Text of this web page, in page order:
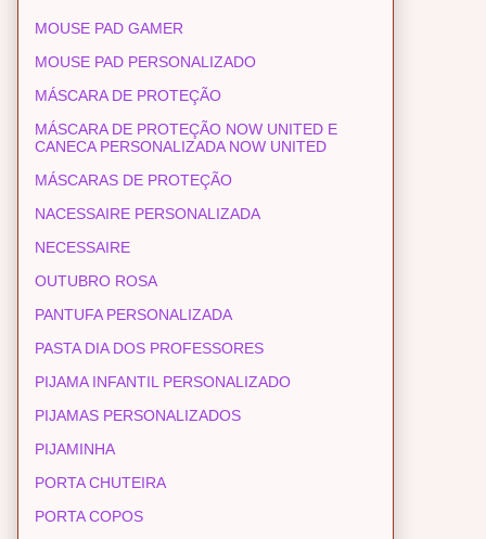
MOUSE PAD GAMER
MOUSE PAD PERSONALIZADO
MÁSCARA DE PROTEÇÃO
MÁSCARA DE PROTEÇÃO NOW UNITED E
CANECA PERSONALIZADA NOW UNITED
MÁSCARAS DE PROTEÇÃO
NACESSAIRE PERSONALIZADA
NECESSAIRE
OUTUBRO ROSA
PANTUFA PERSONALIZADA
PASTA DIA DOS PROFESSORES
PIJAMA INFANTIL PERSONALIZADO
PIJAMAS PERSONALIZADOS
PIJAMINHA
PORTA CHUTEIRA
PORTA COPOS